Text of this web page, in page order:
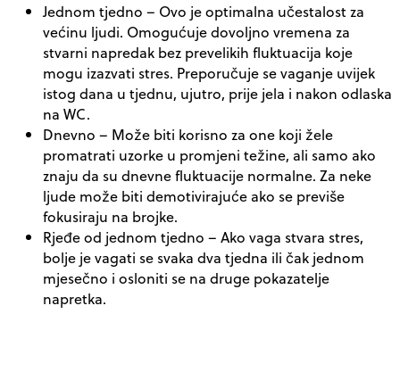
Jednom tjedno – Ovo je optimalna učestalost za
većinu ljudi. Omogućuje dovoljno vremena za
stvarni napredak bez prevelikih fluktuacija koje
mogu izazvati stres. Preporučuje se vaganje uvijek
istog dana u tjednu, ujutro, prije jela i nakon odlaska
na WC.
Dnevno – Može biti korisno za one koji žele
promatrati uzorke u promjeni težine, ali samo ako
znaju da su dnevne fluktuacije normalne. Za neke
ljude može biti demotivirajuće ako se previše
fokusiraju na brojke.
Rjeđe od jednom tjedno – Ako vaga stvara stres,
bolje je vagati se svaka dva tjedna ili čak jednom
mjesečno i osloniti se na druge pokazatelje
napretka.